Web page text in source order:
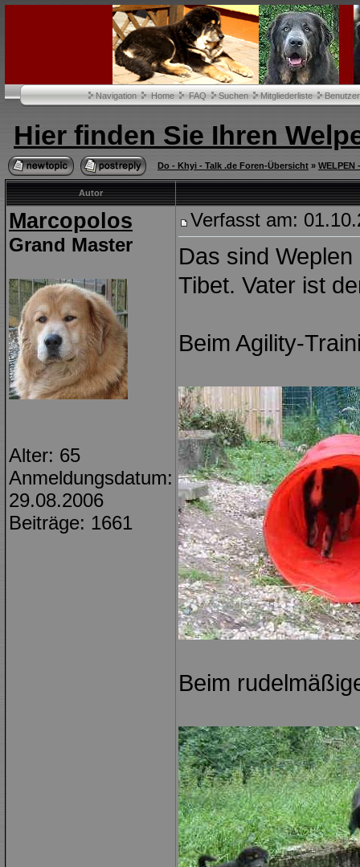
Navigation Home FAQ Suchen Mitgliederliste
Hier finden Sie Ihren
Do - Khyi - Talk .de Foren-Übersicht » WELPEN
Autor
Marcopolos
Grand Master
Alter: 65
Anmeldungsdatum:
29.08.2006
Beiträge: 1661
Verfasst am:
Das sind
Tibet. Vater ist
Beim Agility-
Beim